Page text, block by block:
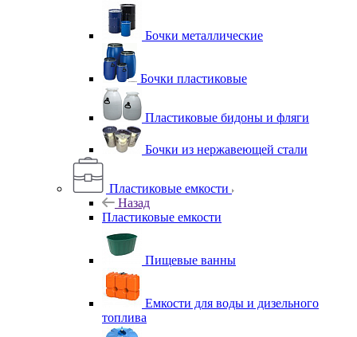
Бочки металлические
Бочки пластиковые
Пластиковые бидоны и фляги
Бочки из нержавеющей стали
Пластиковые емкости
Назад
Пластиковые емкости
Пищевые ванны
Емкости для воды и дизельного
топлива